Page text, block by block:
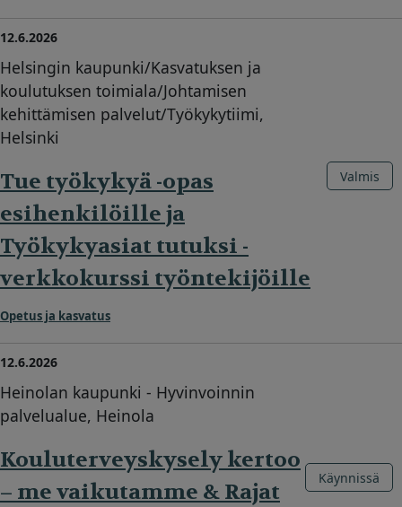
12.6.2026
Helsingin kaupunki/Kasvatuksen ja
koulutuksen toimiala/Johtamisen
kehittämisen palvelut/Työkykytiimi,
Helsinki
Tue työkykyä -opas
esihenkilöille ja
Työkykyasiat tutuksi -
verkkokurssi työntekijöille
Opetus ja kasvatus
Valmis
12.6.2026
Heinolan kaupunki - Hyvinvoinnin
palvelualue, Heinola
Kouluterveyskysely kertoo
– me vaikutamme & Rajat
Käynnissä